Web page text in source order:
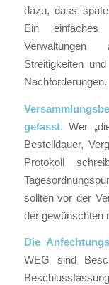
dazu, dass
Ein einfaches
Verwaltungen
Streitigkeiten
Nachforderungen.
gefasst. Wer
Bestelldauer,
Protokoll
sollten vor der
der gewünschten
Die
WEG sind